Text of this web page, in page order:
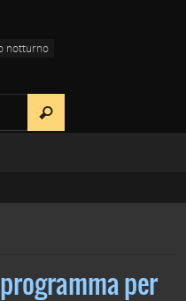
notturno
per